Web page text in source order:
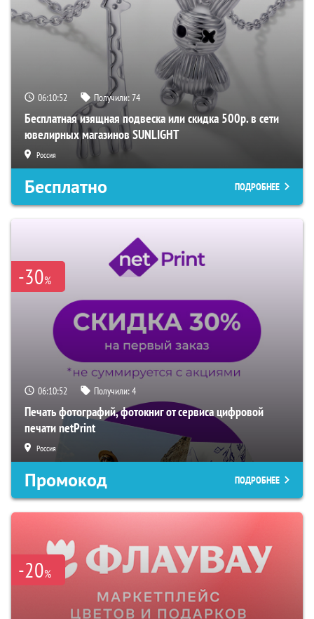
06:10:52 Получили:74
Бесплатная изящная подвеска или скидка 500р. в сети
ювелирных магазинов SUNLIGHT
Россия
Бесплатно ПОДРОБНЕЕ
-30%
06:10:52 Получили:4
Печать фотографий, фотокниг от сервиса цифровой
печати netPrint
Россия
Промокод ПОДРОБНЕЕ
-20%